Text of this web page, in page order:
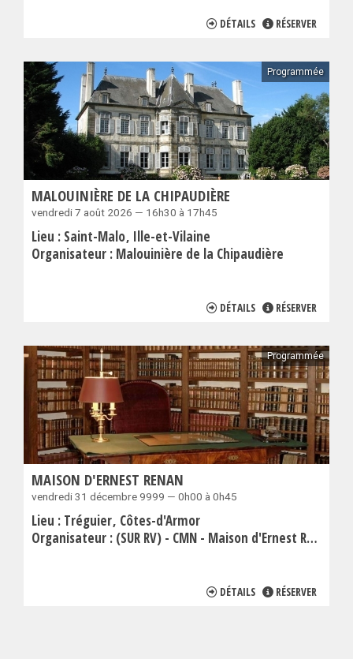
DÉTAILS RÉSERVER
Programmée
MALOUINIÈRE DE LA CHIPAUDIÈRE
vendredi 7 août 2026 — 16h30 à 17h45
Lieu : Saint-Malo Ille-et-Vilaine
Organisateur : Malouinière de la Chipaudière
DÉTAILS RÉSERVER
Programmée
MAISON D'ERNEST RENAN
vendredi 31 décembre 9999 — 0h00 à 0h45
Lieu : Tréguier Côtes-d'Armor
Organisateur : (SUR RV) - CMN - Maison d'Ernest Renan
DÉTAILS RÉSERVER